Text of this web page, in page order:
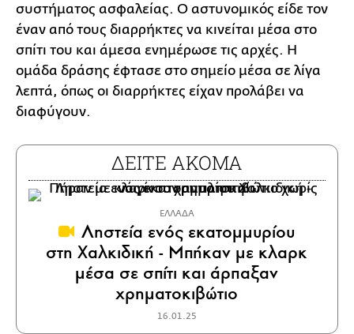
συστήματος ασφαλείας. Ο αστυνομικός είδε τον
έναν από τους διαρρήκτες να κινείται μέσα στο
σπίτι του και άμεσα ενημέρωσε τις αρχές. Η
ομάδα δράσης έφτασε στο σημείο μέσα σε λίγα
λεπτά, όπως οι διαρρήκτες είχαν προλάβει να
διαφύγουν.
ΔΕΙΤΕ ΑΚΟΜΑ
ΕΛΛΑΔΑ
Ληστεία ενός εκατομμυρίου
στη Χαλκιδική - Μπήκαν με κλαρκ
μέσα σε σπίτι και άρπαξαν
χρηματοκιβώτιο
16.01.25